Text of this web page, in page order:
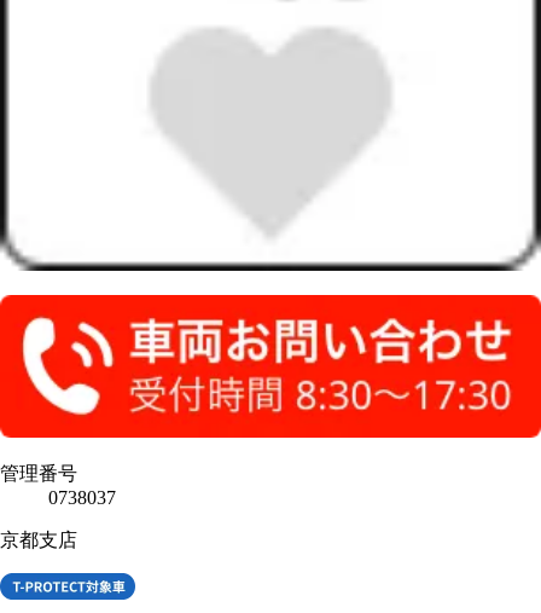
管理番号
0738037
京都支店